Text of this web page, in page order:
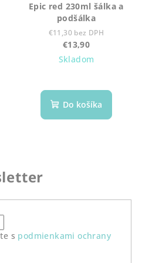
Epic red 230ml šálka a
podšálka
€11,30 bez DPH
€13,90
Skladom
Do košíka
s podmienkami ochrany